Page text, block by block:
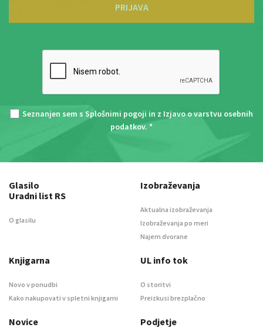
PRIJAVA
Seznanjen sem s Splošnimi pogoji in z Izjavo o varstvu osebnih
podatkov. *
Glasilo
Uradni list RS
O glasilu
Izobraževanja
Aktualna izobraževanja
Izobraževanja po meri
Najem dvorane
Knjigarna
Novo v ponudbi
Kako nakupovati v spletni knjigarni
UL info tok
O storitvi
Preizkusi brezplačno
Novice Podjetje